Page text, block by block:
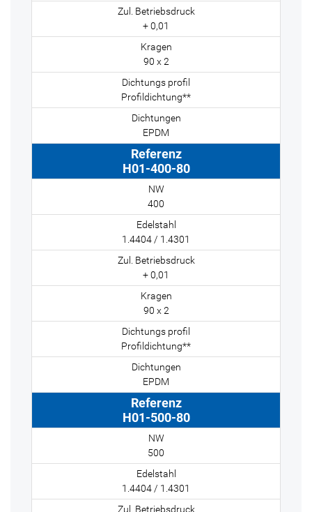
+ 0,01
90 x 2
Profildichtung**
EPDM
H01-400-80
400
1.4404 / 1.4301
+ 0,01
90 x 2
Profildichtung**
EPDM
H01-500-80
500
1.4404 / 1.4301